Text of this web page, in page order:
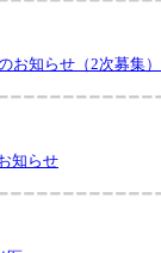
お知らせ（2次募集）
知らせ